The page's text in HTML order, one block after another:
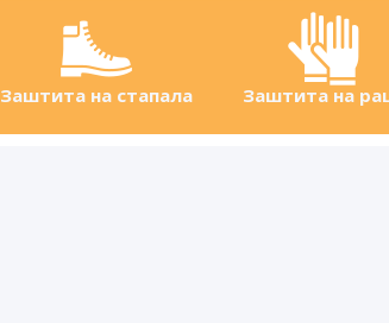
Заштита на стапала Заштита на